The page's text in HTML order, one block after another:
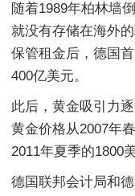
随着1989年柏林墙
就没有存储在海外
保管租金后，德国
400亿美元。
此后，黄金吸引力
黄金价格从2007年
2011年夏季的1800
德国联邦会计局和